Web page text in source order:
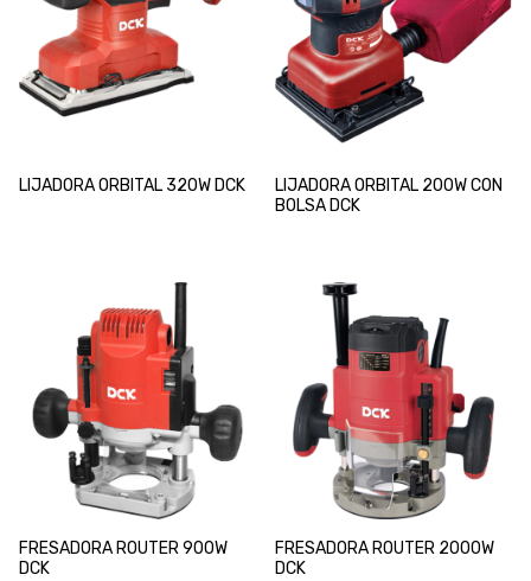
LIJADORA ORBITAL 320W DCK
LIJADORA ORBITAL 200W CON
BOLSA DCK
FRESADORA ROUTER 900W
DCK
FRESADORA ROUTER 2000W
DCK